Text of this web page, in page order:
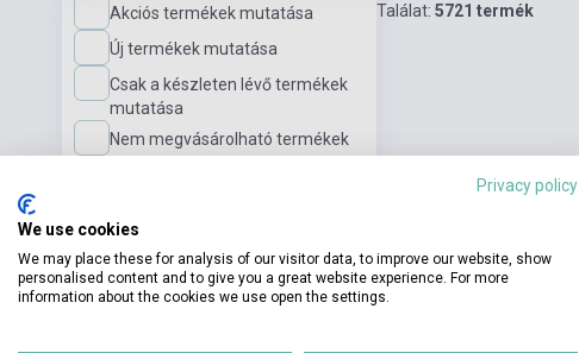
Akciós termékek mutatása
Új termékek mutatása
Csak a készleten lévő termékek
mutatása
Nem megvásárolható termékek
Nyelv
Nyelvi szint
Találat: 5721 termék
Privacy policy
We use cookies
We may place these for analysis of our visitor data, to improve our website, show
personalised content and to give you a great website experience. For more
information about the cookies we use open the settings.